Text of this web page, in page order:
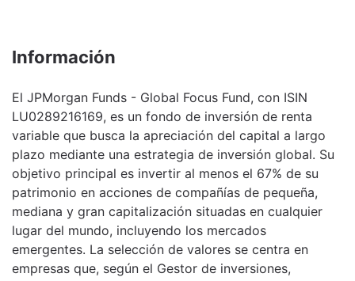
Información
El JPMorgan Funds - Global Focus Fund, con ISIN
LU0289216169, es un fondo de inversión de renta
variable que busca la apreciación del capital a largo
plazo mediante una estrategia de inversión global. Su
objetivo principal es invertir al menos el 67% de su
patrimonio en acciones de compañías de pequeña,
mediana y gran capitalización situadas en cualquier
lugar del mundo, incluyendo los mercados
emergentes. La selección de valores se centra en
empresas que, según el Gestor de inversiones,